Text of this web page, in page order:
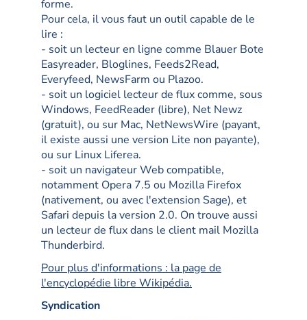
forme.
Pour cela, il vous faut un outil capable de le
lire :
- soit un lecteur en ligne comme Blauer Bote
Easyreader, Bloglines, Feeds2Read,
Everyfeed, NewsFarm ou Plazoo.
- soit un logiciel lecteur de flux comme, sous
Windows, FeedReader (libre), Net Newz
(gratuit), ou sur Mac, NetNewsWire (payant,
il existe aussi une version Lite non payante),
ou sur Linux Liferea.
- soit un navigateur Web compatible,
notamment Opera 7.5 ou Mozilla Firefox
(nativement, ou avec l'extension Sage), et
Safari depuis la version 2.0. On trouve aussi
un lecteur de flux dans le client mail Mozilla
Thunderbird.
Pour plus d'informations : la page de
l'encyclopédie libre Wikipédia.
Syndication